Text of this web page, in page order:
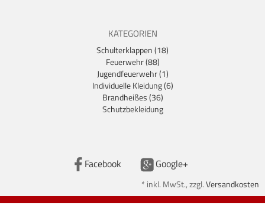
KATEGORIEN
Schulterklappen (18)
Feuerwehr (88)
Jugendfeuerwehr (1)
Individuelle Kleidung (6)
Brandheißes (36)
Schutzbekleidung
Facebook Google+
* inkl. MwSt., zzgl.Versandkosten